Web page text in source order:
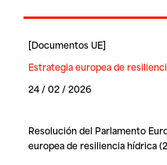
[Documentos UE]
Estrategia europea de
24 / 02 / 2026
Resolución del Parlamento
europea de resiliencia hídrica